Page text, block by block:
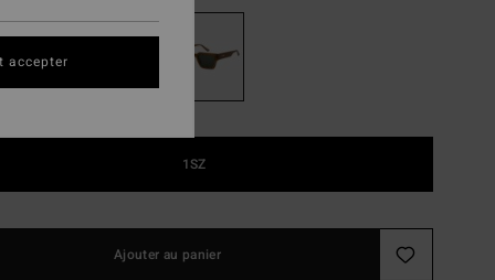
1SZ
Ajouter au panier
accepter